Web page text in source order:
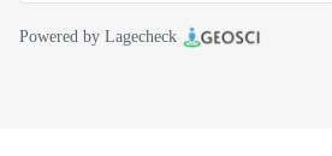
Powered by Lagecheck